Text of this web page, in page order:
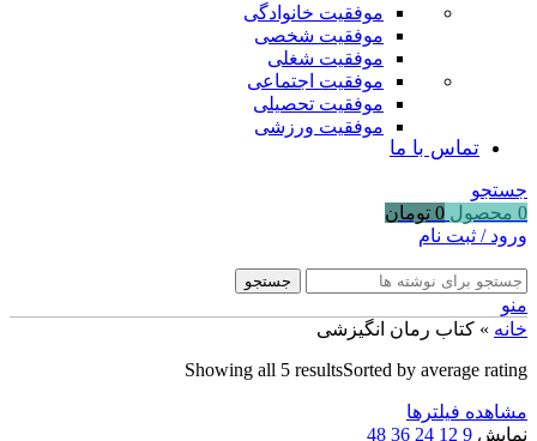
موفقیت خانوادگی
موفقیت شخصی
موفقیت شغلی
موفقیت اجتماعی
موفقیت تحصیلی
موفقیت ورزشی
تماس با ما
جستجو
0 محصول 0 تومان
ورود / ثبت نام
جستجو
منو
خانه » کتاب رمان انگیزشی
Showing all 5 resultsSorted by average rating
مشاهده فیلترها
نمایش 9
12
24
36
48